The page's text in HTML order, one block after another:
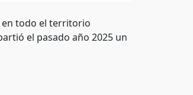
en todo el territorio
el pasado año 2025 un